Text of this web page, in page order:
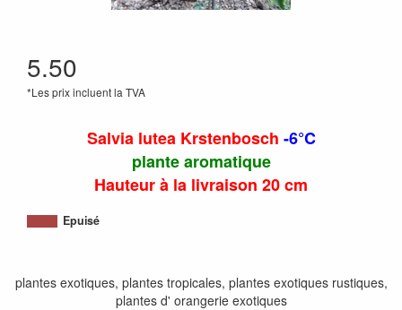
5.50
*Les prix incluent la TVA
Salvia lutea Krstenbosch -6°C
plante aromatique
Hauteur à la livraison 20 cm
Epuisé
plantes exotiques, plantes tropicales, plantes exotiques rustiques,
plantes d' orangerie exotiques